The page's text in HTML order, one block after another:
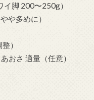
脚 200〜250g）
や多めに）
）
おさ 適量（任意）